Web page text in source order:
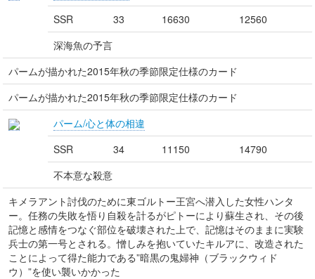
SSR
33 16630
12560
深海魚の予言
パームが描かれた2015年秋の季節限定仕様のカード
パームが描かれた2015年秋の季節限定仕様のカード
パーム/心と体の相違
SSR
34 11150
14790
不本意な殺意
キメラアント討伐のために東ゴルトー王宮へ潜入した女性ハンタ
ー。任務の失敗を悟り自殺を計るがピトーにより蘇生され、その後
記憶と感情をつなぐ部位を破壊された上で、記憶はそのままに実験
兵士の第一号とされる。憎しみを抱いていたキルアに、改造された
ことによって得た能力である”暗黒の鬼婦神（ブラックウィド
ウ）”を使い襲いかかった